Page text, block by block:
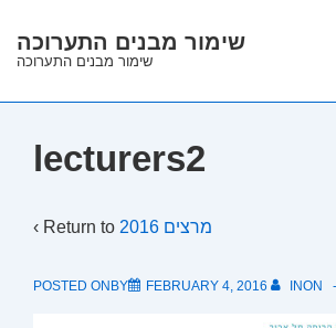
Skip
Main
שימור מבנים התערוכה
שימור מבנים התערוכה
lecturers2
‹ Return to מרצים 2016
POSTED ONBY FEBRUARY 4, 2016 INON